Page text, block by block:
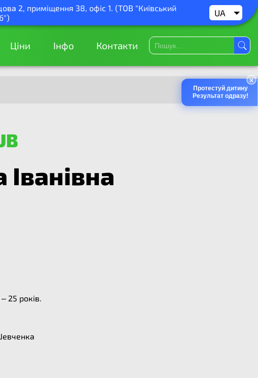
2, приміщення 38, офіс 1. (ТОВ "Київський
UA
RU
Ціни Інфо Контакти
25 років.
×
Протестуй дитину
Результат одразу!